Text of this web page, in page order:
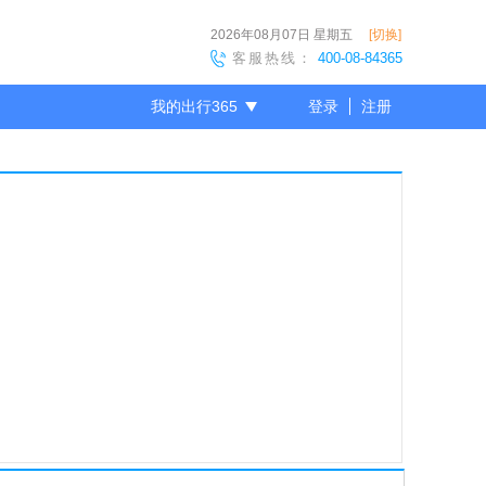
2026年08月07日 星期五 [切换]
客服热线： 400-08-84365
我的出行365 登录 注册